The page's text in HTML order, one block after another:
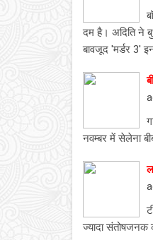
दम है। अदिति ने
बावजूद 'मर्डर 3'
नवम्बर में सेलेना
ज्यादा संतोषजनक